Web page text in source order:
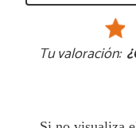
Tu valoración: